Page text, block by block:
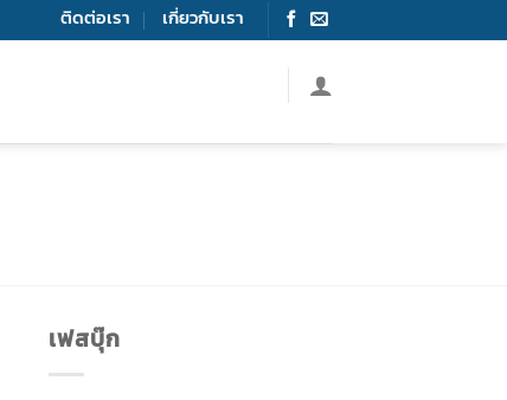
ติดต่อเรา เกี่ยวกับเรา
เฟสบุ๊ก